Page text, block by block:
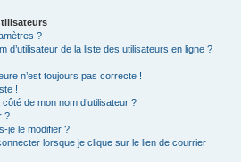
?
d’utilisateur de la liste des utilisateurs en ligne ?
n’est toujours pas correcte !
!
de mon nom d’utilisateur ?
?
je le modifier ?
lorsque je clique sur le lien de courrier